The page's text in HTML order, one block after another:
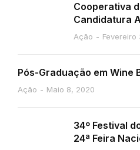
Cooperativa
Candidatura
Ação Fevereiro
Pós-Graduação em Wine
Ação Maio 8, 2020
34º Festival
24ª Feira